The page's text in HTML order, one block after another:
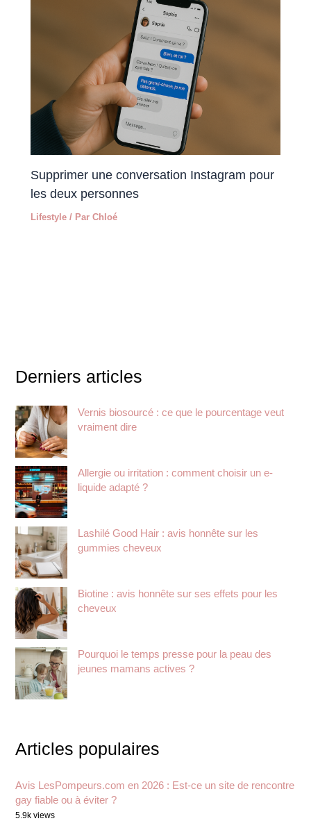
Supprimer une conversation Instagram pour
les deux personnes
Lifestyle / ParChloé
Derniers articles
Vernis biosourcé : ce que le pourcentage veut
vraiment dire
Allergie ou irritation : comment choisir un e-
liquide adapté ?
Lashilé Good Hair : avis honnête sur les
gummies cheveux
Biotine : avis honnête sur ses effets pour les
cheveux
Pourquoi le temps presse pour la peau des
jeunes mamans actives ?
Articles populaires
Avis LesPompeurs.com en 2026 : Est-ce un site de rencontre
gay fiable ou à éviter ?
5.9k views